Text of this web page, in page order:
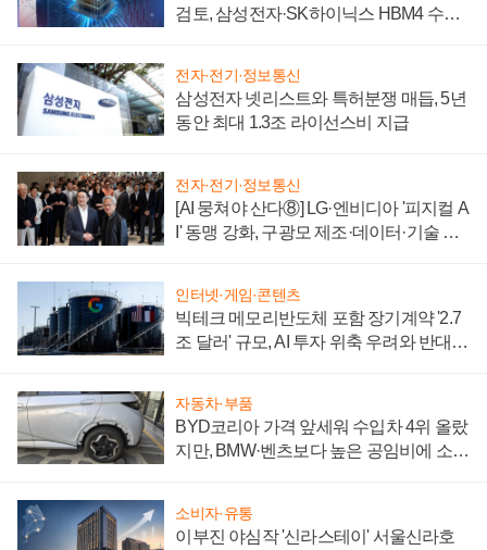
검토, 삼성전자·SK하이닉스 HBM4 수율
전자·전기·정보통신
삼성전자 넷리스트와 특허분쟁 매듭, 5년
동안 최대 1.3조 라이선스비 지급
전자·전기·정보통신
[AI 뭉쳐야 산다⑧] LG·엔비디아 '피지컬 A
I' 동맹 강화, 구광모 제조·데이터·기술 결
인터넷·게임·콘텐츠
빅테크 메모리반도체 포함 장기계약 '2.7
조 달러' 규모, AI 투자 위축 우려와 반대
자동차·부품
BYD코리아 가격 앞세워 수입차 4위 올랐
지만, BMW·벤츠보다 높은 공임비에 소비
소비자·유통
이부진 야심작 '신라스테이' 서울신라호